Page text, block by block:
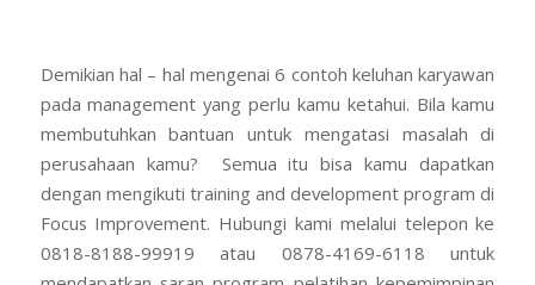
Demikian hal – hal mengenai 6 contoh keluhan karyawan
pada management yang perlu kamu ketahui. Bila kamu
membutuhkan bantuan untuk mengatasi masalah di
perusahaan kamu? Semua itu bisa kamu dapatkan
dengan mengikuti training and development program di
Focus Improvement. Hubungi kami melalui telepon ke
0818-8188-99919 atau 0878-4169-6118 untuk